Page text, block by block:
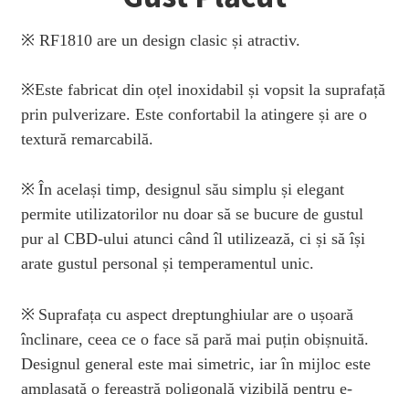
※ RF1810 are un design clasic și atractiv.
※Este fabricat din oțel inoxidabil și vopsit la suprafață
prin pulverizare. Este confortabil la atingere și are o
textură remarcabilă.
※ În același timp, designul său simplu și elegant
permite utilizatorilor nu doar să se bucure de gustul
pur al CBD-ului atunci când îl utilizează, ci și să își
arate gustul personal și temperamentul unic.
※ Suprafața cu aspect dreptunghiular are o ușoară
înclinare, ceea ce o face să pară mai puțin obișnuită.
Designul general este mai simetric, iar în mijloc este
amplasată o fereastră poligonală vizibilă pentru e-